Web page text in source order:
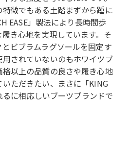
徴でもある土踏まずから踵に
EASE」製法により長時間歩
き心地を実現しています。そ
ビブラムラグソールを固定す
されていないのもホワイツブ
以上の品質の良さや履き心地
ただきたい、まさに「KING
に相応しいブーツブランドで